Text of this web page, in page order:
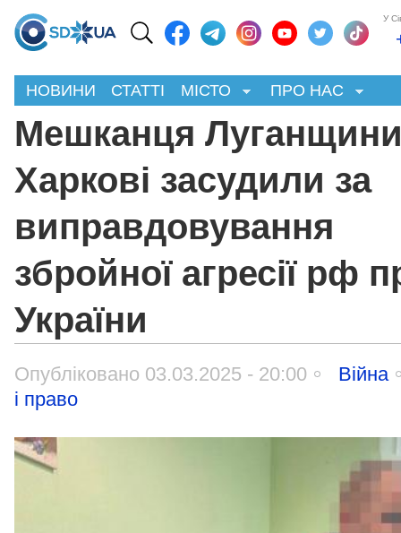
У
НОВИНИ СТАТТІ МІСТО ПРО НАС
Мешканця
Харкові засудили за
виправдовування
збройної агресії рф
України
Опубліковано 03.03.2025 - 20:00
Війна
і право